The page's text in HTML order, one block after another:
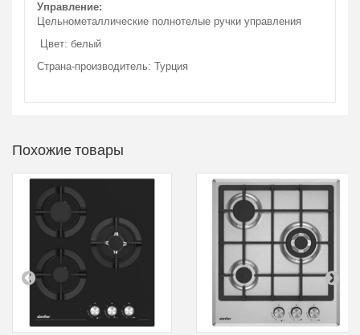
Управление:
Цельнометаллические полнотелые ручки управления
Цвет: белый
Страна-производитель: Турция
Похожие товары